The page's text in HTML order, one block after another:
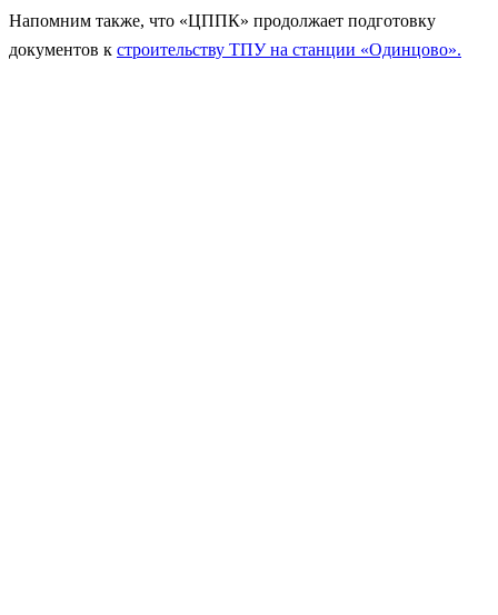
Напомним также, что «ЦППК» продолжает подготовку
документов к строительству ТПУ на станции «Одинцово».